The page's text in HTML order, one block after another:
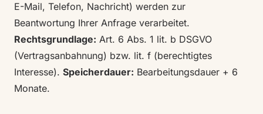
E-Mail, Telefon, Nachricht) werden zur
Beantwortung Ihrer Anfrage verarbeitet.
Rechtsgrundlage: Art. 6 Abs. 1 lit. b DSGVO
(Vertragsanbahnung) bzw. lit. f (berechtigtes
Interesse). Speicherdauer: Bearbeitungsdauer + 6
Monate.